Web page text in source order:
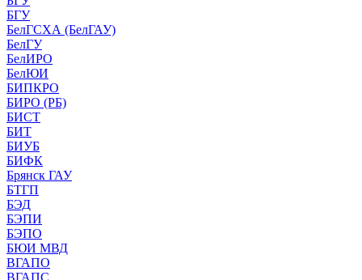
БГУ
БелГСХА (БелГАУ)
БелГУ
БелИРО
БелЮИ
БИПКРО
БИРО (РБ)
БИСТ
БИТ
БИУБ
БИФК
Брянск ГАУ
БТГП
БЭД
БЭПИ
БЭПО
БЮИ МВД
ВГАПО
ВГАПС